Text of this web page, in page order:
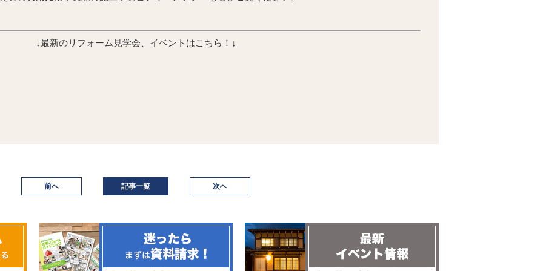
↓最新のリフォーム見学会、イベントはこちら！↓
前へ 記事一覧 次へ